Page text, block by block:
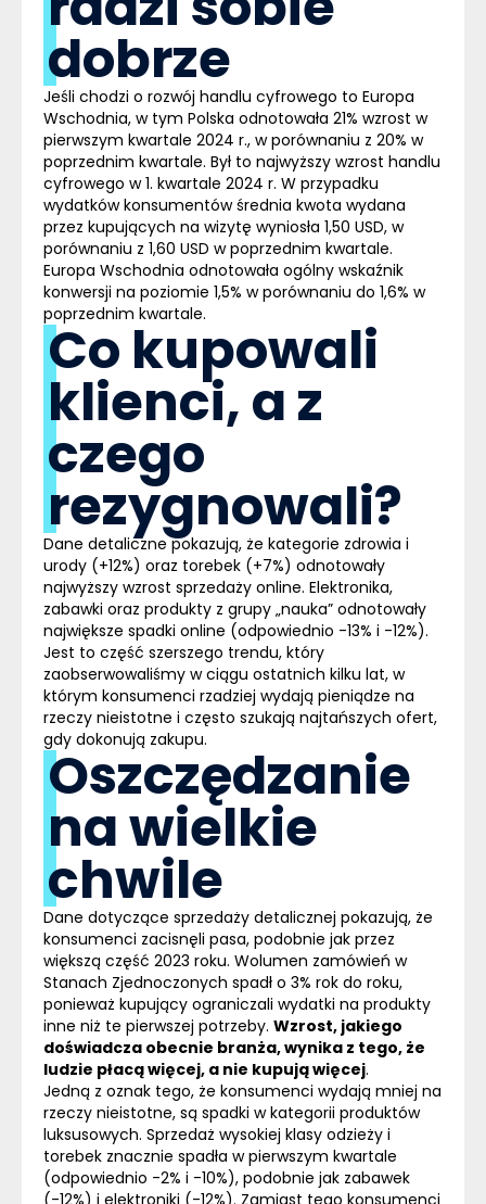
dobrze
Jeśli chodzi o rozwój handlu cyfrowego to Europa
Wschodnia, w tym Polska odnotowała 21% wzrost w
pierwszym kwartale 2024 r., w porównaniu z 20% w
poprzednim kwartale. Był to najwyższy wzrost handlu
cyfrowego w 1. kwartale 2024 r. W przypadku
wydatków konsumentów średnia kwota wydana
przez kupujących na wizytę wyniosła 1,50 USD, w
porównaniu z 1,60 USD w poprzednim kwartale.
Europa Wschodnia odnotowała ogólny wskaźnik
konwersji na poziomie 1,5% w porównaniu do 1,6% w
poprzednim kwartale.
Co kupowali
klienci, a z
czego
rezygnowali?
Dane detaliczne pokazują, że kategorie zdrowia i
urody (+12%) oraz torebek (+7%) odnotowały
najwyższy wzrost sprzedaży online. Elektronika,
zabawki oraz produkty z grupy „nauka” odnotowały
największe spadki online (odpowiednio -13% i -12%).
Jest to część szerszego trendu, który
zaobserwowaliśmy w ciągu ostatnich kilku lat, w
którym konsumenci rzadziej wydają pieniądze na
rzeczy nieistotne i często szukają najtańszych ofert,
gdy dokonują zakupu.
Oszczędzanie
na wielkie
chwile
Dane dotyczące sprzedaży detalicznej pokazują, że
konsumenci zacisnęli pasa, podobnie jak przez
większą część 2023 roku. Wolumen zamówień w
Stanach Zjednoczonych spadł o 3% rok do roku,
ponieważ kupujący ograniczali wydatki na produkty
inne niż te pierwszej potrzeby. Wzrost, jakiego
doświadcza obecnie branża, wynika z tego, że
ludzie płacą więcej, a nie kupują więcej.
Jedną z oznak tego, że konsumenci wydają mniej na
rzeczy nieistotne, są spadki w kategorii produktów
luksusowych. Sprzedaż wysokiej klasy odzieży i
torebek znacznie spadła w pierwszym kwartale
(odpowiednio -2% i -10%), podobnie jak zabawek
(-12%) i elektroniki (-12%). Zamiast tego konsumenci